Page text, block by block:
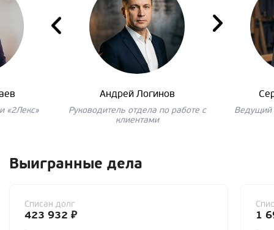
«2Лекс»
Андрей Логинов
Руководитель отдела по работе с
клиентами
Ведущий
Выигранные дела
Списан долг
423 932 ₽ 1